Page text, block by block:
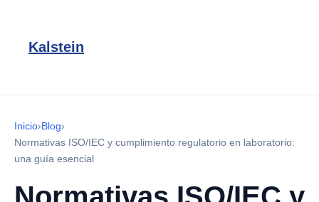
Kalstein
Inicio›Blog›
Normativas ISO/IEC y cumplimiento regulatorio en laboratorio:
una guía esencial